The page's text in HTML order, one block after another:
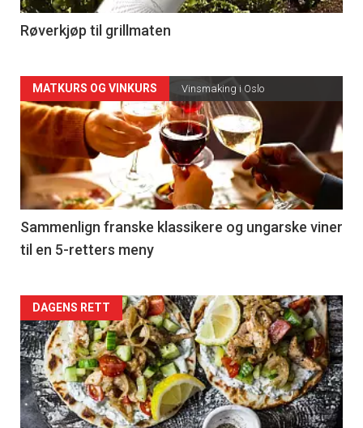
4
Røverkjøp til grillmaten
Forsiden
akkurat
nå
-
5
MATKURS OG VINKURS Vinsmaking i Oslo
Sammenlign franske klassikere og ungarske viner
til en 5-retters meny
Forsiden
akkurat
nå
-
DAGENS RETT